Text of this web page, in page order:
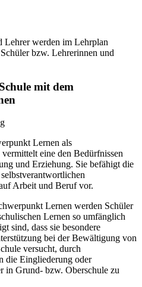
Lehrer werden im Lehrplan
bzw. Lehrerinnen und
mit dem
Lernen als
eine den Bedürfnissen
und Erziehung. Sie befähigt die
Arbeit und Beruf vor.
Lernen werden Schüler
Lernen so umfänglich
sind, dass sie besondere
bei der Bewältigung von
versucht, durch
die Eingliederung oder
in Grund- bzw. Oberschule zu